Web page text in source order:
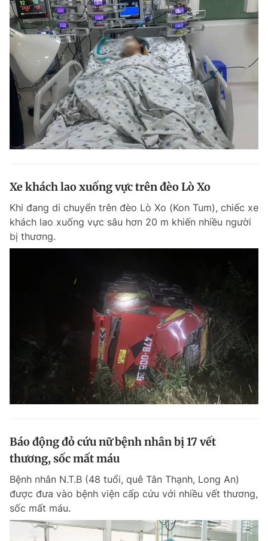
Xe khách lao xuống vực trên đèo Lò Xo
Khi đang di chuyển trên đèo Lò Xo (Kon Tum), chiếc xe
khách lao xuống vực sâu hơn 20 m khiến nhiều người
bị thương.
Báo động đỏ cứu nữ bệnh nhân bị 17 vết
thương, sốc mất máu
Bệnh nhân N.T.B (48 tuổi, quê Tân Thạnh, Long An)
được đưa vào bệnh viện cấp cứu với nhiều vết thương,
sốc mất máu.